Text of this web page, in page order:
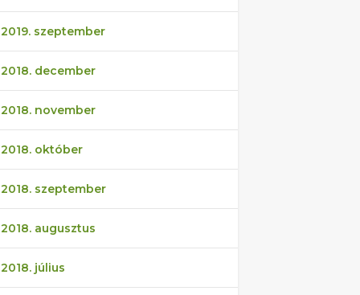
2019. szeptember
2018. december
2018. november
2018. október
2018. szeptember
2018. augusztus
2018. július